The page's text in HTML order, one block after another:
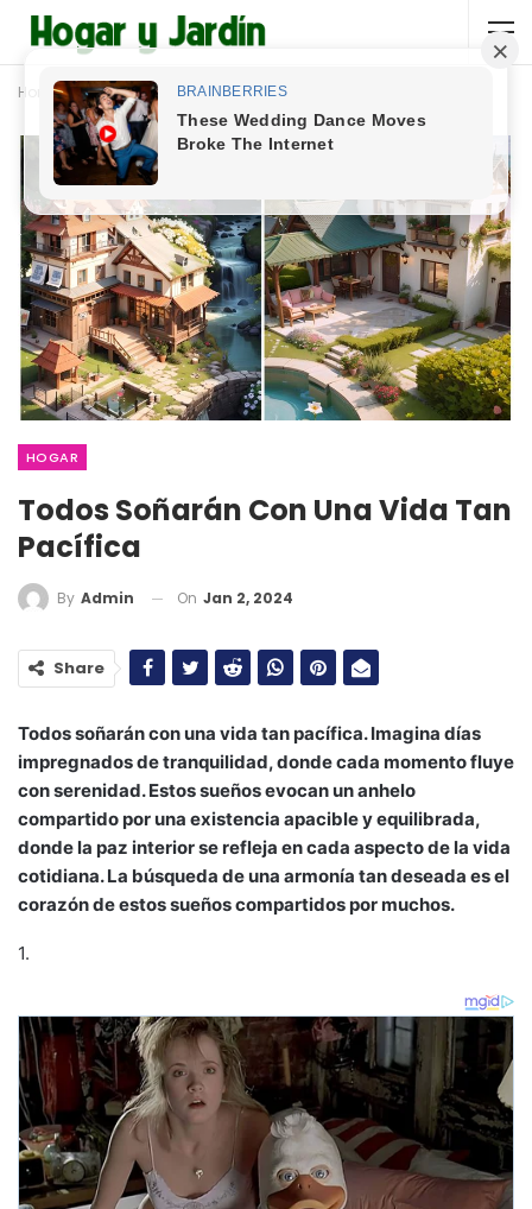
Home Hogar
HOGAR
Todos Soñarán Con Una Vida Tan
Pacífica
By Admin On Jan 2, 2024
Share
Todos soñarán con una vida tan pacífica. Imagina días
impregnados de tranquilidad, donde cada momento fluye
con serenidad. Estos sueños evocan un anhelo
compartido por una existencia apacible y equilibrada,
donde la paz interior se refleja en cada aspecto de la vida
cotidiana. La búsqueda de una armonía tan deseada es el
corazón de estos sueños compartidos por muchos.
1.